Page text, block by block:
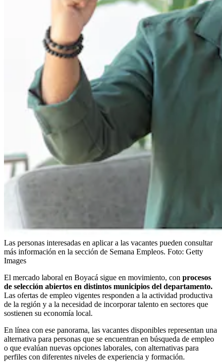
Las personas interesadas en aplicar a las vacantes pueden consultar
más información en la sección de Semana Empleos. Foto: Getty
Images
El mercado laboral en Boyacá sigue en movimiento, con procesos
de selección abiertos en distintos municipios del departamento.
Las ofertas de empleo vigentes responden a la actividad productiva
de la región y a la necesidad de incorporar talento en sectores que
sostienen su economía local.
En línea con ese panorama, las vacantes disponibles representan una
alternativa para personas que se encuentran en búsqueda de empleo
o que evalúan nuevas opciones laborales, con alternativas para
perfiles con diferentes niveles de experiencia y formación.